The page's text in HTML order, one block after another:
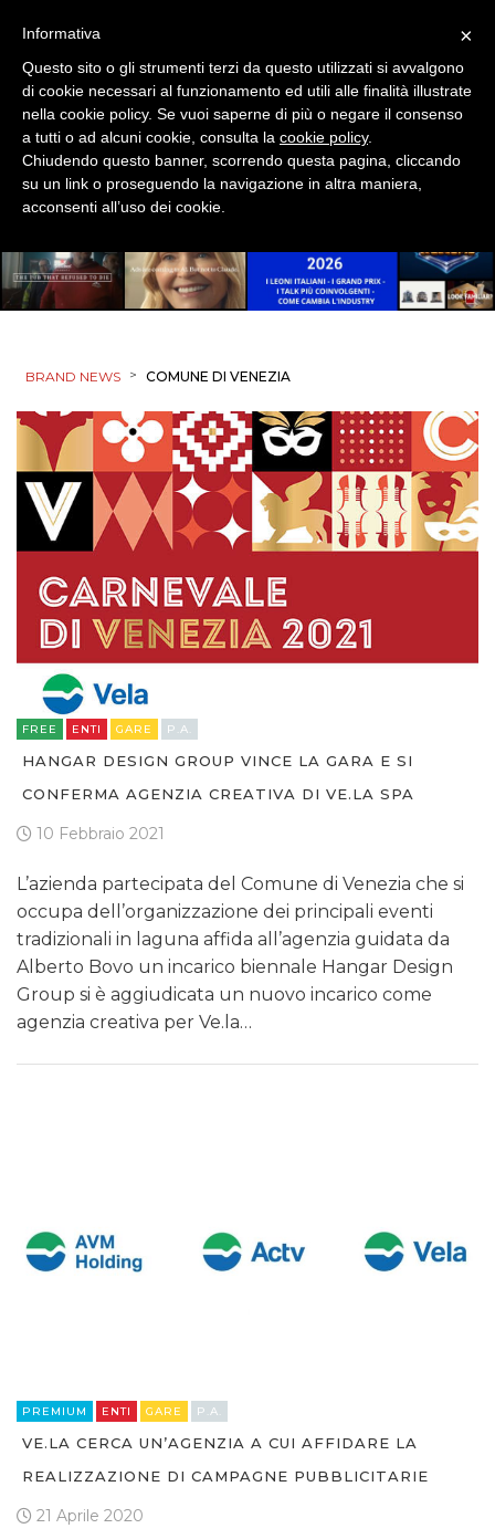
BRAND NEWS > COMUNE DI VENEZIA
FREE ENTI GARE P.A.
HANGAR DESIGN GROUP VINCE LA GARA E SI
CONFERMA AGENZIA CREATIVA DI VE.LA SPA
10 Febbraio 2021
L’azienda partecipata del Comune di Venezia che si
occupa dell’organizzazione dei principali eventi
tradizionali in laguna affida all’agenzia guidata da
Alberto Bovo un incarico biennale Hangar Design
Group si è aggiudicata un nuovo incarico come
agenzia creativa per Ve.la…
PREMIUM ENTI GARE P.A.
VE.LA CERCA UN’AGENZIA A CUI AFFIDARE LA
REALIZZAZIONE DI CAMPAGNE PUBBLICITARIE
21 Aprile 2020
×
Informativa
Questo sito o gli strumenti terzi da questo utilizzati si avvalgono
di cookie necessari al funzionamento ed utili alle finalità illustrate
nella cookie policy. Se vuoi saperne di più o negare il consenso
a tutti o ad alcuni cookie, consulta la cookie policy.
Chiudendo questo banner, scorrendo questa pagina, cliccando
su un link o proseguendo la navigazione in altra maniera,
acconsenti all’uso dei cookie.